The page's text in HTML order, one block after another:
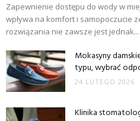
Zapewnienie dostępu do wody w
wpływa na komfort i samopoczucie
rozwiązania nie zawsze jest jednak...
Mokasyny
typu, wybrać
24 LUTEGO 2026
Klinika